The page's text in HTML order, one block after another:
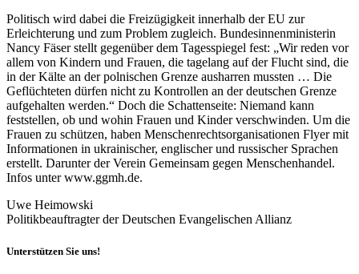
Politisch wird dabei die Freizügigkeit innerhalb der EU zur
Erleichterung und zum Problem zugleich. Bundesinnenministerin
Nancy Fäser stellt gegenüber dem Tagesspiegel fest: „Wir reden vor
allem von Kindern und Frauen, die tagelang auf der Flucht sind, die
in der Kälte an der polnischen Grenze ausharren mussten … Die
Geflüchteten dürfen nicht zu Kontrollen an der deutschen Grenze
aufgehalten werden.“ Doch die Schattenseite: Niemand kann
feststellen, ob und wohin Frauen und Kinder verschwinden. Um die
Frauen zu schützen, haben Menschenrechtsorganisationen Flyer mit
Informationen in ukrainischer, englischer und russischer Sprachen
erstellt. Darunter der Verein Gemeinsam gegen Menschenhandel.
Infos unter www.ggmh.de.
Uwe Heimowski
Politikbeauftragter der Deutschen Evangelischen Allianz
Unterstützen Sie uns!